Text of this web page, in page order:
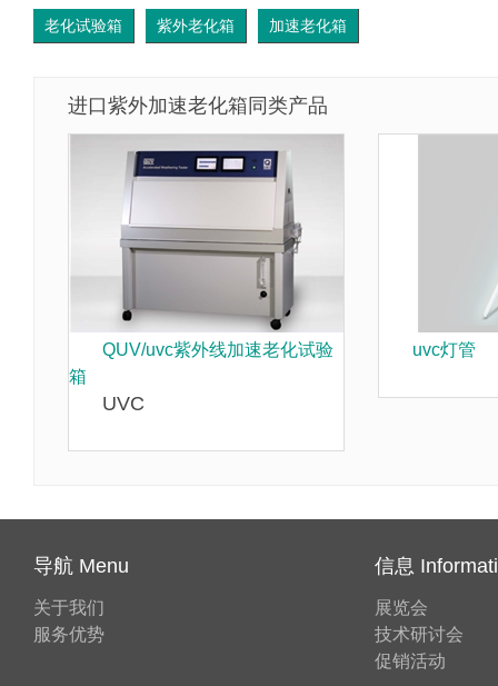
老化试验箱 紫外老化箱 加速老化箱
进口紫外加速老化箱同类产品
QUV/uvc紫外线加速老化试验
箱
UVC
uvc灯管
导航 Menu
关于我们
服务优势
信息
展览会
技术研讨会
促销活动